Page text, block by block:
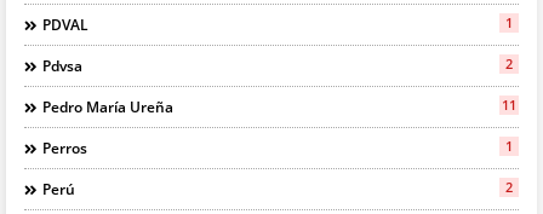
PDVAL 1
Pdvsa 2
Pedro María Ureña 11
Perros 1
Perú 2